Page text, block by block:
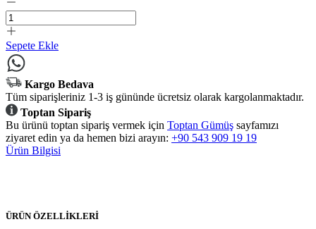
Sepete Ekle
Kargo Bedava
Tüm siparişleriniz 1-3 iş gününde ücretsiz olarak kargolanmaktadır.
Toptan Sipariş
Bu ürünü toptan sipariş vermek için Toptan Gümüş sayfamızı
ziyaret edin ya da hemen bizi arayın: +90 543 909 19 19
Ürün Bilgisi
ÜRÜN ÖZELLİKLERİ